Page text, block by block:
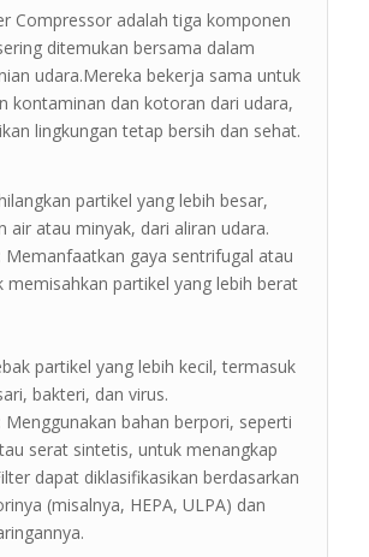
Compressor adalah tiga komponen
ditemukan bersama dalam
udara.Mereka bekerja sama untuk
kontaminan dan kotoran dari udara,
lingkungan tetap bersih dan sehat.
partikel yang lebih besar,
air atau minyak, dari aliran udara.
Memanfaatkan gaya sentrifugal atau
memisahkan partikel yang lebih berat
partikel yang lebih kecil, termasuk
bakteri, dan virus.
Menggunakan bahan berpori, seperti
serat sintetis, untuk menangkap
dapat diklasifikasikan berdasarkan
(misalnya, HEPA, ULPA) dan